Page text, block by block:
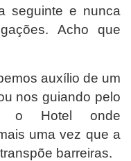
seguinte e nunca
Acho que
auxílio de um
nos guiando pelo
o Hotel onde
uma vez que a
barreiras.